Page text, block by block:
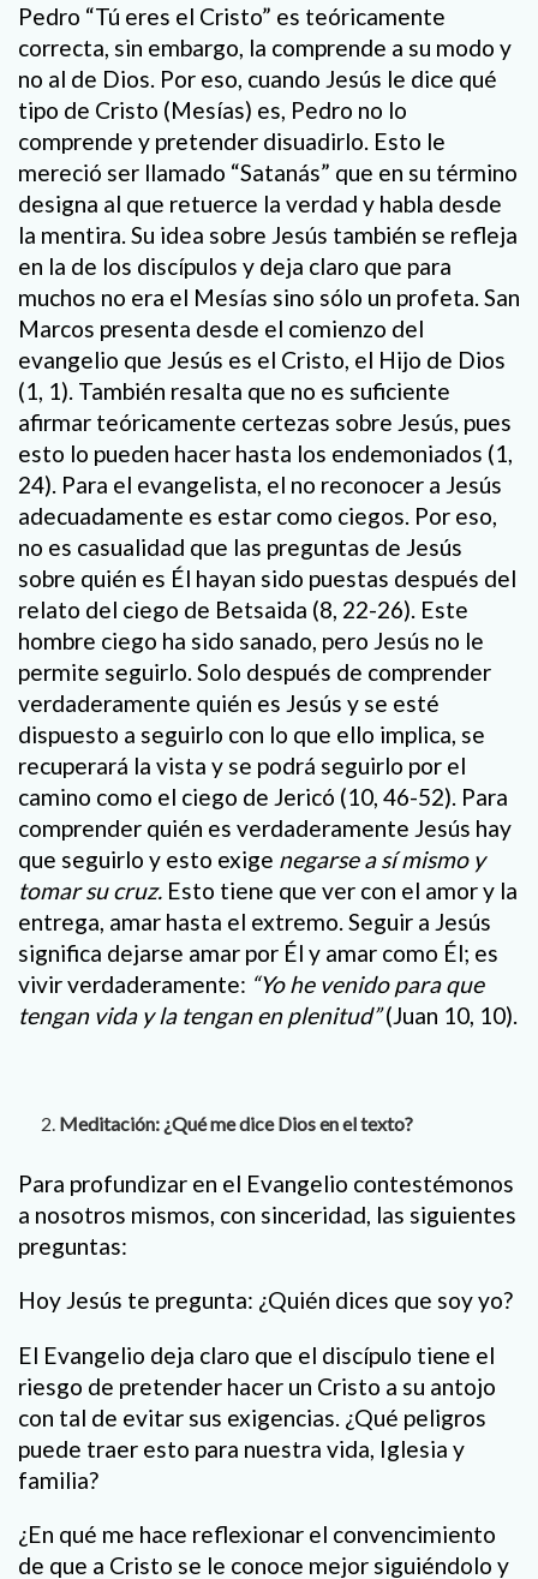
Pedro “Tú eres el Cristo” es teóricamente
correcta, sin embargo, la comprende a su modo y
no al de Dios. Por eso, cuando Jesús le dice qué
tipo de Cristo (Mesías) es, Pedro no lo
comprende y pretender disuadirlo. Esto le
mereció ser llamado “Satanás” que en su término
designa al que retuerce la verdad y habla desde
la mentira. Su idea sobre Jesús también se refleja
en la de los discípulos y deja claro que para
muchos no era el Mesías sino sólo un profeta. San
Marcos presenta desde el comienzo del
evangelio que Jesús es el Cristo, el Hijo de Dios
(1, 1). También resalta que no es suficiente
afirmar teóricamente certezas sobre Jesús, pues
esto lo pueden hacer hasta los endemoniados (1,
24). Para el evangelista, el no reconocer a Jesús
adecuadamente es estar como ciegos. Por eso,
no es casualidad que las preguntas de Jesús
sobre quién es Él hayan sido puestas después del
relato del ciego de Betsaida (8, 22-26). Este
hombre ciego ha sido sanado, pero Jesús no le
permite seguirlo. Solo después de comprender
verdaderamente quién es Jesús y se esté
dispuesto a seguirlo con lo que ello implica, se
recuperará la vista y se podrá seguirlo por el
camino como el ciego de Jericó (10, 46-52). Para
comprender quién es verdaderamente Jesús hay
que seguirlo y esto exige negarse a sí mismo y
tomar su cruz. Esto tiene que ver con el amor y la
entrega, amar hasta el extremo. Seguir a Jesús
significa dejarse amar por Él y amar como Él; es
vivir verdaderamente: “Yo he venido para que
tengan vida y la tengan en plenitud”(Juan 10, 10).
Meditación: ¿Qué me dice Dios en el texto?
Para profundizar en el Evangelio contestémonos
a nosotros mismos, con sinceridad, las siguientes
preguntas:
Hoy Jesús te pregunta: ¿Quién dices que soy yo?
El Evangelio deja claro que el discípulo tiene el
riesgo de pretender hacer un Cristo a su antojo
con tal de evitar sus exigencias. ¿Qué peligros
puede traer esto para nuestra vida, Iglesia y
familia?
¿En qué me hace reflexionar el convencimiento
de que a Cristo se le conoce mejor siguiéndolo y